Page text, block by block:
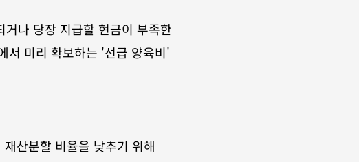
나 당장 지급할 현금이 부족한
서 미리 확보하는 '선급 양육비'
산분할 비율을 낮추기 위해